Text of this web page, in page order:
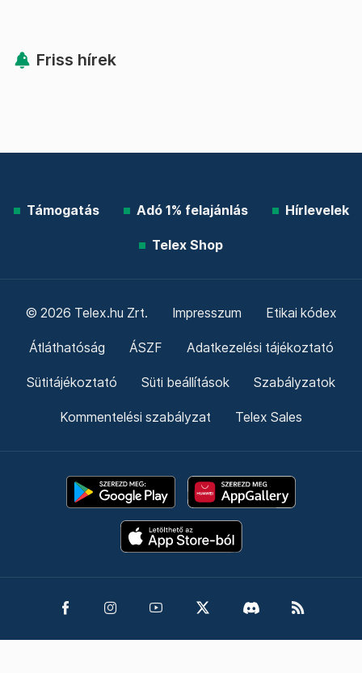
Friss hírek
Támogatás Adó 1% felajánlás Hírlevelek
Telex Shop
© 2026 Telex.hu Zrt. Impresszum Etikai kódex
Átláthatóság ÁSZF Adatkezelési tájékoztató
Sütitájékoztató Süti beállítások Szabályzatok
Kommentelési szabályzat Telex Sales